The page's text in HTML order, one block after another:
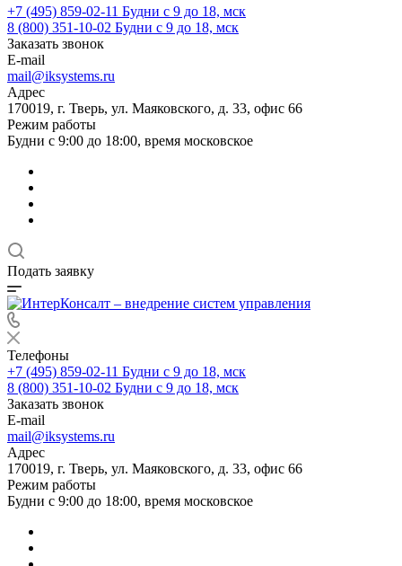
+7 (495) 859-02-11 Будни с 9 до 18, мск
8 (800) 351-10-02 Будни с 9 до 18, мск
Заказать звонок
E-mail
mail@iksystems.ru
Адрес
170019, г. Тверь, ул. Маяковского, д. 33, офис 66
Режим работы
Будни с 9:00 до 18:00, время московское
Подать заявку
Телефоны
+7 (495) 859-02-11 Будни с 9 до 18, мск
8 (800) 351-10-02 Будни с 9 до 18, мск
Заказать звонок
E-mail
mail@iksystems.ru
Адрес
170019, г. Тверь, ул. Маяковского, д. 33, офис 66
Режим работы
Будни с 9:00 до 18:00, время московское